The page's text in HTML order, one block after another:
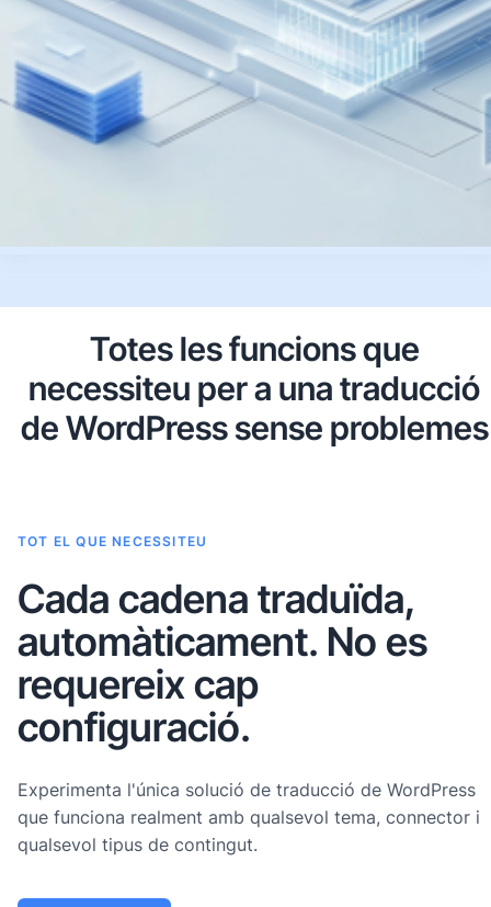
Totes les funcions que
necessiteu per a una traducció
de WordPress sense problemes
TOT EL QUE NECESSITEU
Cada cadena traduïda,
automàticament. No es
requereix cap
configuració.
Experimenta l'única solució de traducció de WordPress
que funciona realment amb qualsevol tema, connector i
qualsevol tipus de contingut.